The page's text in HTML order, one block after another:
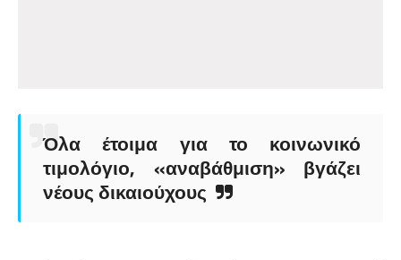
Όλα έτοιμα για το κοινωνικό
τιμολόγιο, «αναβάθμιση» βγάζει
νέους δικαιούχους